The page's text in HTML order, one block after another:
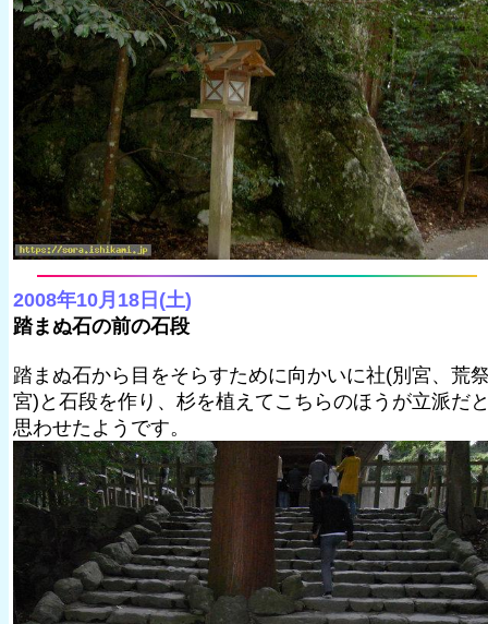
2008年10月18日(土)
踏まぬ石の前の石段
踏まぬ石から目をそらすために向かいに社(別宮、荒
宮)と石段を作り、杉を植えてこちらのほうが立派だ
思わせたようです。